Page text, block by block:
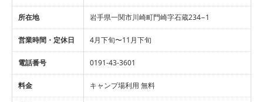
所在地 岩手県一関市川崎町門崎字石蔵234−1
営業時間・定休日 4月下旬〜11月下旬
電話番号 0191-43-3601
料金 キャンプ場利用 無料